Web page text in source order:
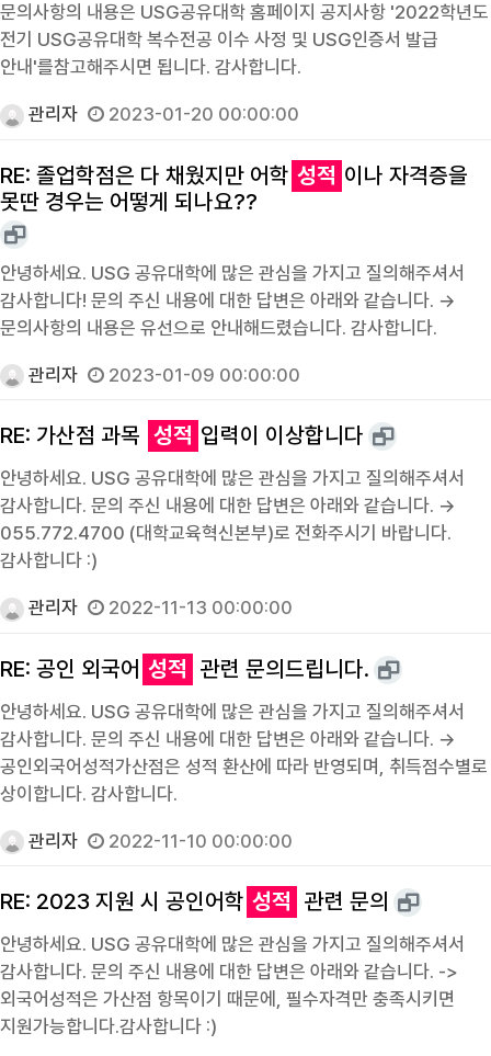
문의사항의 내용은 USG공유대학 홈페이지 공지사항 '2022학년도
전기 USG공유대학 복수전공 이수 사정 및 USG인증서 발급
안내'를참고해주시면 됩니다. 감사합니다.
관리자 2023-01-20 00:00:00
RE: 졸업학점은 다 채웠지만 어학 성적 이나 자격증을
못딴 경우는 어떻게 되나요??
안녕하세요. USG 공유대학에 많은 관심을 가지고 질의해주셔서
감사합니다! 문의 주신 내용에 대한 답변은 아래와 같습니다. →
문의사항의 내용은 유선으로 안내해드렸습니다. 감사합니다.
관리자 2023-01-09 00:00:00
RE: 가산점 과목 성적 입력이 이상합니다
안녕하세요. USG 공유대학에 많은 관심을 가지고 질의해주셔서
감사합니다. 문의 주신 내용에 대한 답변은 아래와 같습니다. →
055.772.4700 (대학교육혁신본부)로 전화주시기 바랍니다.
감사합니다 :)
관리자 2022-11-13 00:00:00
RE: 공인 외국어 성적 관련 문의드립니다.
안녕하세요. USG 공유대학에 많은 관심을 가지고 질의해주셔서
감사합니다. 문의 주신 내용에 대한 답변은 아래와 같습니다. →
공인외국어성적가산점은 성적 환산에 따라 반영되며, 취득점수별로
상이합니다. 감사합니다.
관리자 2022-11-10 00:00:00
RE: 2023 지원 시 공인어학 성적 관련 문의
안녕하세요. USG 공유대학에 많은 관심을 가지고 질의해주셔서
감사합니다. 문의 주신 내용에 대한 답변은 아래와 같습니다. ->
외국어성적은 가산점 항목이기 때문에, 필수자격만 충족시키면
지원가능합니다.감사합니다 :)